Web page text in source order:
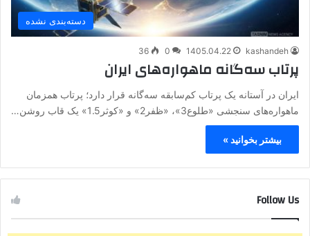
دسته‌بندی نشده
kashandeh
1405.04.22
0
36
پرتاب سه‌گانه ماهواره‌های ایران
ایران در آستانه یک پرتاب کم‌سابقه سه‌گانه قرار دارد؛ پرتاب همزمان
ماهواره‌های سنجشی «طلوع3»، «ظفر2» و «کوثر1.5» یک قاب روشن…
بیشتر بخوانید »
Follow Us